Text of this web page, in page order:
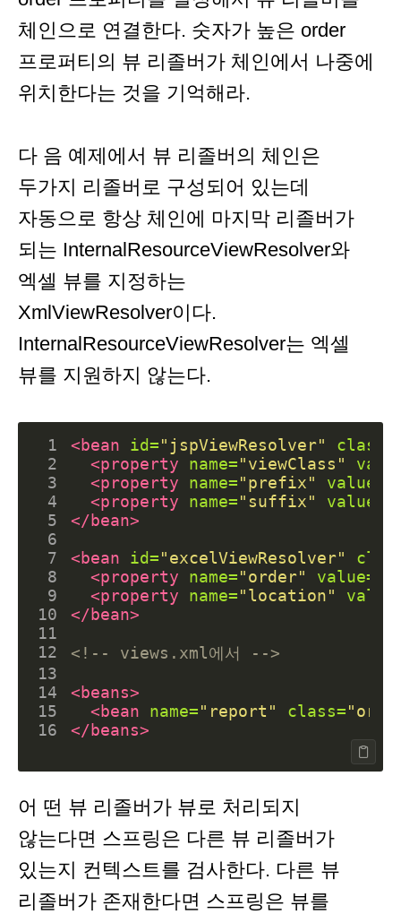
체인으로 연결한다. 숫자가 높은 order
프로퍼티의 뷰 리졸버가 체인에서 나중에
위치한다는 것을 기억해라.
다 음 예제에서 뷰 리졸버의 체인은
두가지 리졸버로 구성되어 있는데
자동으로 항상 체인에 마지막 리졸버가
되는 InternalResourceViewResolver와
엑셀 뷰를 지정하는
XmlViewResolver이다.
InternalResourceViewResolver는 엑셀
뷰를 지원하지 않는다.
1 <bean id="jspViewResolver" class=
2
<property name="viewClass"
3
<property name="prefix" value=
4
<property name="suffix" value=
5
</bean>
6
7
<bean id="excelViewResolver"
8
<property name="order" value=
9
<property name="location"
10
</bean>
11
12
<!-- views.xml에서 -->
13
14
<beans>
15
<bean name="report" class=
16
</beans>
어 떤 뷰 리졸버가 뷰로 처리되지
않는다면 스프링은 다른 뷰 리졸버가
있는지 컨텍스트를 검사한다. 다른 뷰
리졸버가 존재한다면 스프링은 뷰를